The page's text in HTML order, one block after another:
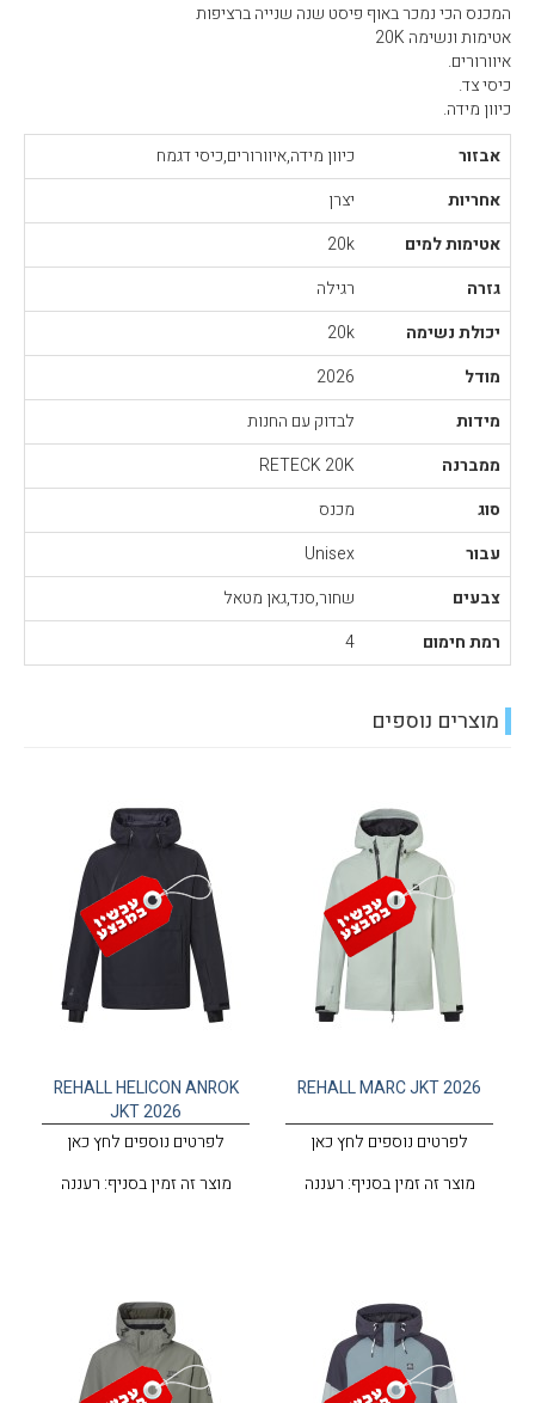
המכנס הכי נמכר באוף פיסט שנה שנייה ברציפות
אטימות ונשימה 20K
איוורורים.
כיסי צד.
כיוון מידה.
אבזור
כיוון מידה,איוורורים,כיסי דגמח
אחריות
יצרן
אטימות למים
20k
גזרה
רגילה
יכולת נשימה
20k
מודל
2026
מידות
לבדוק עם החנות
ממברנה
RETECK 20K
סוג
מכנס
עבור
Unisex
צבעים
שחור,סנד,גאן מטאל
רמת חימום
4
מוצרים נוספים
REHALL MARC JKT 2026
לפרטים נוספים לחץ כאן
מוצר זה זמין בסניף: רעננה
REHALL HELICON ANROK
JKT 2026
לפרטים נוספים לחץ כאן
מוצר זה זמין בסניף: רעננה